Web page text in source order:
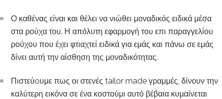
Ο καθένας είναι και θέλει να νιώθει μοναδικός ειδικά μέσα
στα ρούχα του. Η απόλυτη εφαρμογή του επι παραγγελίου
ρούχου που έχει φτιαχτεί ειδικά για εμάς και πάνω σε εμάς
δίνει αυτή την αίσθηση της μοναδικότητας.
Πιστεύoυμε πως οι στενές tailor made γραμμές, δίνουν την
καλύτερη εικόνα σε ένα κοστούμι αυτό βέβαια κυμαίνεται